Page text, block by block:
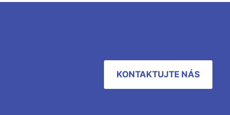
KONTAKTUJTE NÁS